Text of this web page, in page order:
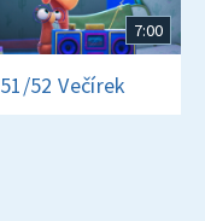
7:00
51/52 Večírek